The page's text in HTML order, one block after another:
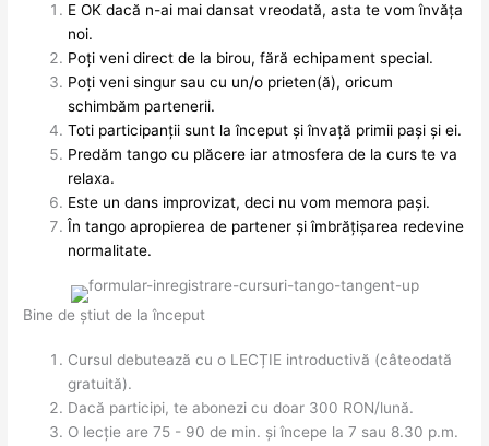
E OK dacă n-ai mai dansat vreodată, asta te vom învăța
noi.
Poți veni direct de la birou, fără echipament special.
Poți veni singur sau cu un/o prieten(ă), oricum
schimbăm partenerii.
Toti participanții sunt la început și învață primii pași și ei.
Predăm tango cu plăcere iar atmosfera de la curs te va
relaxa.
Este un dans improvizat, deci nu vom memora pași.
În tango apropierea de partener și îmbrățișarea redevine
normalitate.
Bine de știut de la început
Cursul debutează cu o LECȚIE introductivă (câteodată
gratuită).
Dacă participi, te abonezi cu doar 300 RON/lună.
O lecție are 75 - 90 de min. și începe la 7 sau 8.30 p.m.